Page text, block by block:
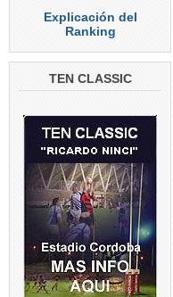
Explicación del
Ranking
TEN CLASSIC